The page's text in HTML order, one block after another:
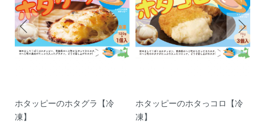
ホタッピーのホタグラ【冷
凍】
ホタッピーのホタっコロ【冷
凍】